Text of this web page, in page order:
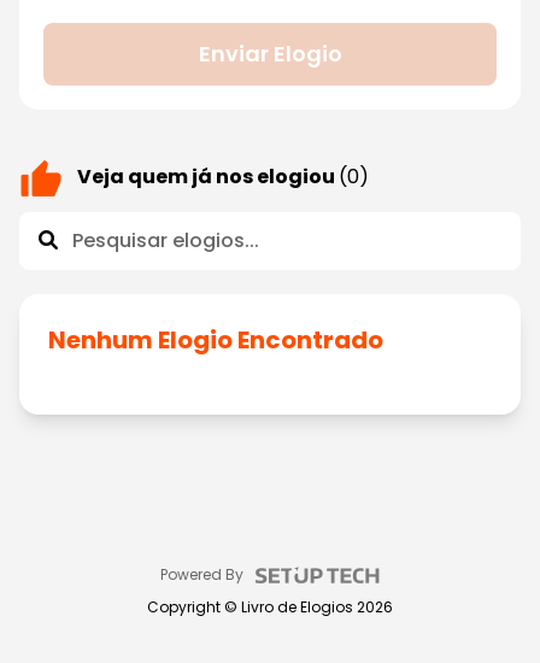
Veja quem já nos elogiou (0)
Nenhum Elogio Encontrado
Enviar Elogio
Powered By
Copyright © Livro de Elogios 2026